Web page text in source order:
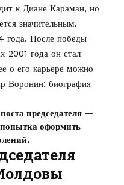
к Диане Караман, но
значительным.
года. После победы
2001 года он стал
о его карьере можно
Воронин: биография
председателя —
оформить